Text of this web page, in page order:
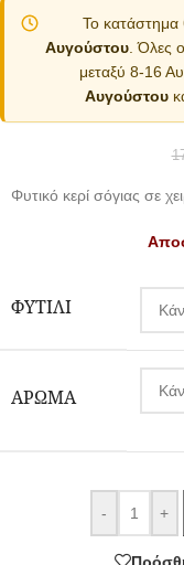
Το κατάστημα
Αυγούστου. Όλες
μεταξύ 8-16
Αυγούστου
Φυτικό κερί σόγιας σε
ΦΥΤΊΛΙ
ΆΡΩΜΑ
- +